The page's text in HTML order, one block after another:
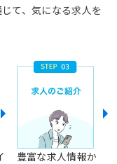
て、気になる求人を
豊富な求人情報か